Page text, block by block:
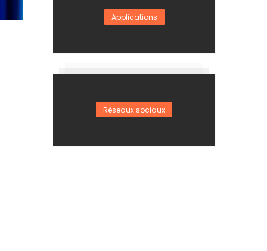
Applications
Réseaux sociaux